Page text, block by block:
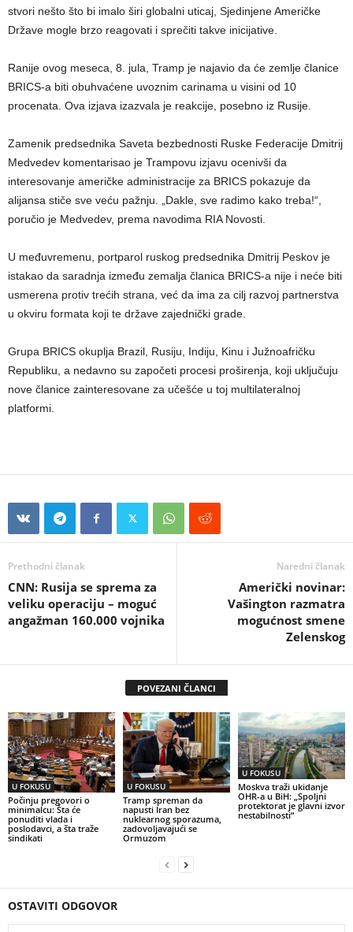
stvori nešto što bi imalo širi globalni uticaj, Sjedinjene Američke
Države mogle brzo reagovati i sprečiti takve inicijative.
Ranije ovog meseca, 8. jula, Tramp je najavio da će zemlje članice
BRICS-a biti obuhvaćene uvoznim carinama u visini od 10
procenata. Ova izjava izazvala je reakcije, posebno iz Rusije.
Zamenik predsednika Saveta bezbednosti Ruske Federacije Dmitrij
Medvedev komentarisao je Trampovu izjavu ocenivši da
interesovanje američke administracije za BRICS pokazuje da
alijansa stiče sve veću pažnju. „Dakle, sve radimo kako treba!“,
poručio je Medvedev, prema navodima RIA Novosti.
U međuvremenu, portparol ruskog predsednika Dmitrij Peskov je
istakao da saradnja između zemalja članica BRICS-a nije i neće biti
usmerena protiv trećih strana, već da ima za cilj razvoj partnerstva
u okviru formata koji te države zajednički grade.
Grupa BRICS okuplja Brazil, Rusiju, Indiju, Kinu i Južnoafričku
Republiku, a nedavno su započeti procesi proširenja, koji uključuju
nove članice zainteresovane za učešće u toj multilateralnoj
platformi.
Prethodni članak
CNN: Rusija se sprema za
veliku operaciju – moguć
angažman 160.000 vojnika
Naredni članak
Američki novinar:
Vašington razmatra
mogućnost smene
Zelenskog
POVEZANI ČLANCI
U FOKUSU
Počinju pregovori o
minimalcu: Šta će
ponuditi vlada i
poslodavci, a šta traže
sindikati
U FOKUSU
Tramp spreman da
napusti Iran bez
nuklearnog sporazuma,
zadovoljavajući se
Ormuzom
U FOKUSU
Moskva traži ukidanje
OHR-a u BiH: „Spoljni
protektorat je glavni izvor
nestabilnosti“
OSTAVITI ODGOVOR